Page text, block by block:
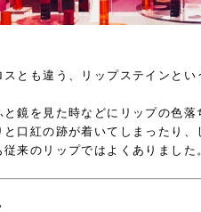
とも違う、リップステインとい
鏡を見た時などにリップの色
口紅の跡が着いてしまったり
従来のリップではよくありまし